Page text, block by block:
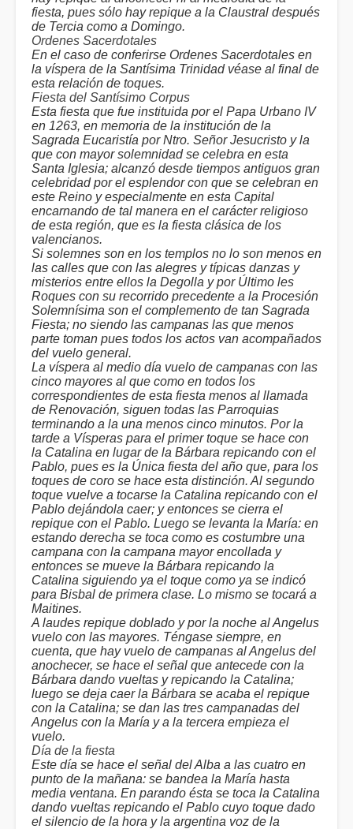
fiesta, pues sólo hay repique a la Claustral después
de Tercia como a Domingo.
Ordenes Sacerdotales
En el caso de conferirse Ordenes Sacerdotales en
la víspera de la Santísima Trinidad véase al final de
esta relación de toques.
Fiesta del Santísimo Corpus
Esta fiesta que fue instituida por el Papa Urbano IV
en 1263, en memoria de la institución de la
Sagrada Eucaristía por Ntro. Señor Jesucristo y la
que con mayor solemnidad se celebra en esta
Santa Iglesia; alcanzó desde tiempos antiguos gran
celebridad por el esplendor con que se celebran en
este Reino y especialmente en esta Capital
encarnando de tal manera en el carácter religioso
de esta región, que es la fiesta clásica de los
valencianos.
Si solemnes son en los templos no lo son menos en
las calles que con las alegres y típicas danzas y
misterios entre ellos la Degolla y por Último les
Roques con su recorrido precedente a la Procesión
Solemnísima son el complemento de tan Sagrada
Fiesta; no siendo las campanas las que menos
parte toman pues todos los actos van acompañados
del vuelo general.
La víspera al medio día vuelo de campanas con las
cinco mayores al que como en todos los
correspondientes de esta fiesta menos al llamada
de Renovación, siguen todas las Parroquias
terminando a la una menos cinco minutos. Por la
tarde a Vísperas para el primer toque se hace con
la Catalina en lugar de la Bárbara repicando con el
Pablo, pues es la Única fiesta del año que, para los
toques de coro se hace esta distinción. Al segundo
toque vuelve a tocarse la Catalina repicando con el
Pablo dejándola caer; y entonces se cierra el
repique con el Pablo. Luego se levanta la María: en
estando derecha se toca como es costumbre una
campana con la campana mayor encollada y
entonces se mueve la Bárbara repicando la
Catalina siguiendo ya el toque como ya se indicó
para Bisbal de primera clase. Lo mismo se tocará a
Maitines.
A laudes repique doblado y por la noche al Angelus
vuelo con las mayores. Téngase siempre, en
cuenta, que hay vuelo de campanas al Angelus del
anochecer, se hace el señal que antecede con la
Bárbara dando vueltas y repicando la Catalina;
luego se deja caer la Bárbara se acaba el repique
con la Catalina; se dan las tres campanadas del
Angelus con la María y a la tercera empieza el
vuelo.
Día de la fiesta
Este día se hace el señal del Alba a las cuatro en
punto de la mañana: se bandea la María hasta
media ventana. En parando ésta se toca la Catalina
dando vueltas repicando el Pablo cuyo toque dado
el silencio de la hora y la argentina voz de la